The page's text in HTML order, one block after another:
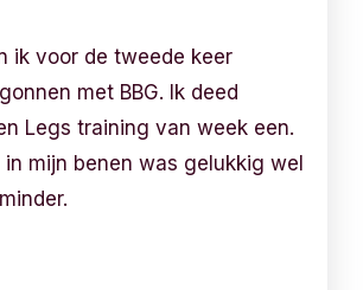
ik voor de tweede keer
met BBG. Ik deed
Legs training van week een.
in mijn benen was gelukkig wel